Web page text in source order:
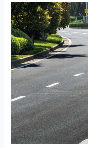
Kecelakaan:
Studi
Kasus
Jalan
Nasional